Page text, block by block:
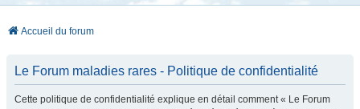
Accueil du forum
Le Forum maladies rares - Politique de confidentialité
Cette politique de confidentialité explique en détail comment « Le Forum